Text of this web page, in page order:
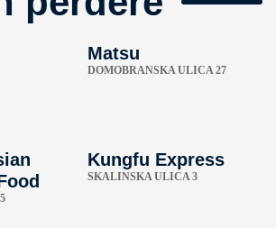
Matsu
DOMOBRANSKA ULICA 27
Kungfu Express
SKALINSKA ULICA 3